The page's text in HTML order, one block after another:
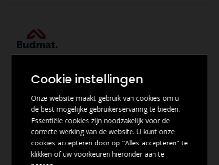
Cookie instellingen
Onze website maakt gebruik van cookies om u
de best mogelijke gebruikerservaring te bieden.
Essentiële cookies zijn noodzakelijk voor de
correcte werking van de website. U kunt onze
cookies accepteren door op "Alles accepteren" te
klikken of uw voorkeuren hieronder aan te